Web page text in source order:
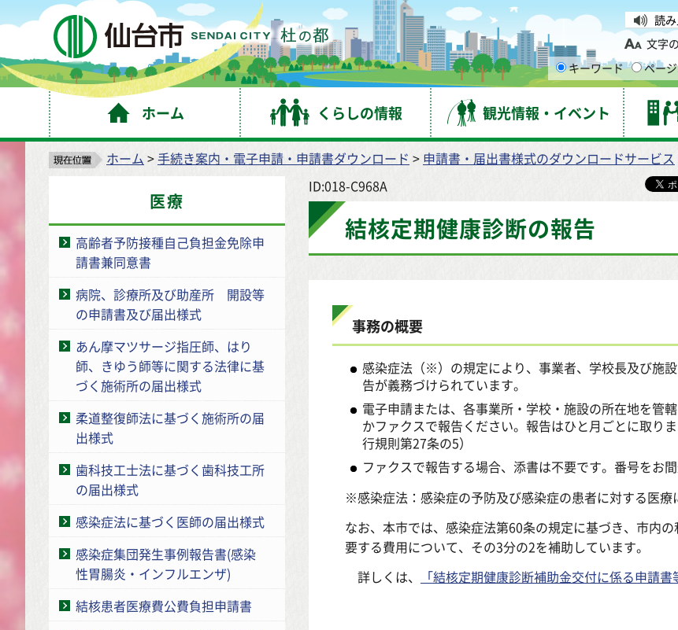
仙台市 読
文字
キーワード
ペー
ホーム くらしの情報 観光情報・イベント
ホーム >手続き案内・電子申請・申請書ダウンロード > 申請書・届出書様式のダウンロードサービス
医療
高齢者予防接種自己負担金免除申
請書兼同意書
病院、診療所及び助産所 開設等
の申請書及び届出様式
あん摩マツサージ指圧師、はり
師、きゆう師等に関する法律に基
づく施術所の届出様式
柔道整復師法に基づく施術所の届
出様式
歯科技工士法に基づく歯科技工所
の届出様式
感染症法に基づく医師の届出様式
感染症集団発生事例報告書(感染
性胃腸炎・インフルエンザ)
結核患者医療費公費負担申請書
ID:018-C968A
結核定期健康診断の報告
事務の概要
感染症法（※）の規定により、事業者、学校長及び施
告が義務づけられています。
電子申請または、各事業所・学校・施設の所在地を管
かファクスで報告ください。報告はひと月ごとに取り
行規則第27条の5）
ファクスで報告する場合、添書は不要です。番号をお
※感染症法：感染症の予防及び感染症の患者に対する医療
なお、本市では、感染症法第60条の規定に基づき、市内
要する費用について、その3分の2を補助しています。
詳しくは、
「結核定期健康診断補助金交付に係る申請書